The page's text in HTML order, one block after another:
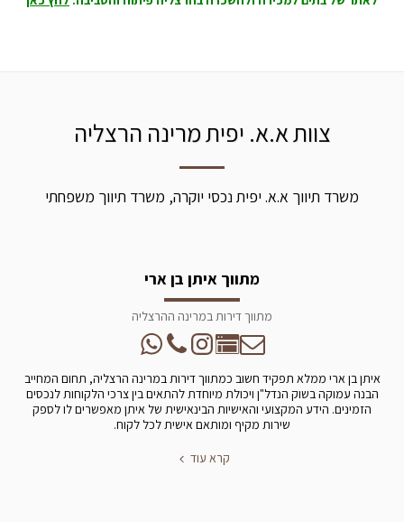
צוות א.א. יפית מרינה הרצליה
משרד תיווך א.א. יפית נכסי יוקרה, משרד תיווך משפחתי
מתווך איתן בן ארי
מתווך דירות במרינה ההרצליה
איתן בן ארי ממלא תפקיד חשוב כמתווך דירות במרינה הרצליה, תחום המחייב
הבנה עמוקה בשוק הנדל"ן ויכולת מיוחדת להתאים בין צרכי הלקוחות לנכסים
הזמינים. הידע המקצועי והאישיות הבינאישית של איתן מאפשרים לו לספק
שירות מקיף ומותאם אישית לכל לקוח.
קרא עוד